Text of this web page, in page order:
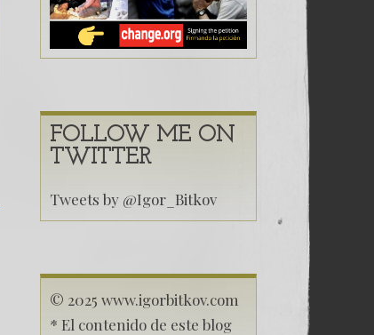
FOLLOW ME ON
TWITTER
Tweets by @Igor_Bitkov
© 2025 www.igorbitkov.com
* El contenido de este blog